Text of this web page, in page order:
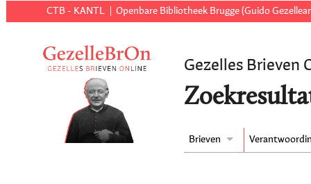
CTB - KANTL Openbare Bibliotheek Brugge (Guido
Gezelles Brieven
Brieven